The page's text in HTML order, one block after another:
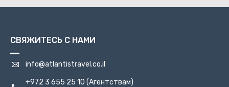
СВЯЖИТЕСЬ С НАМИ
info@atlantistravel.co.il
+972 3 655 25 10 (Агентствам)